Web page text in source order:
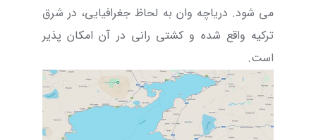
می شود. دریاچه وان به لحاظ جغرافیایی، در شرق
ترکیه واقع شده و کشتی رانی در آن امکان پذیر
است.